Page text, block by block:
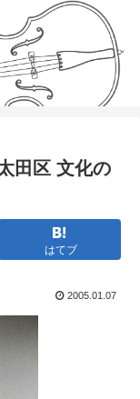
田区 文化の
はてブ
2005.01.07